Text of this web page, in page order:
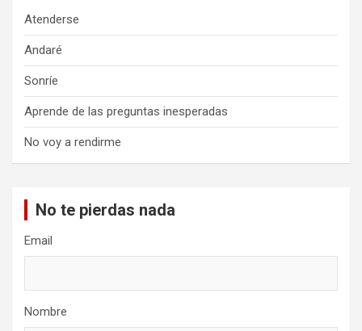
Atenderse
Andaré
Sonríe
Aprende de las preguntas inesperadas
No voy a rendirme
No te pierdas nada
Email
Nombre